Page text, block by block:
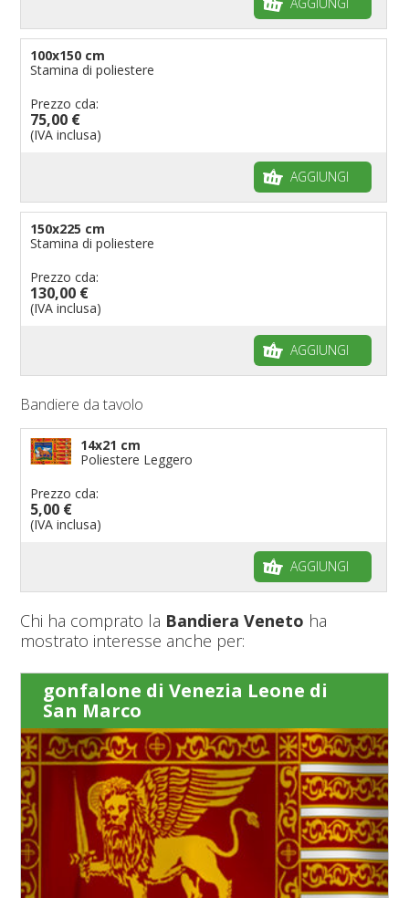
100x150 cm
Stamina di poliestere
Prezzo cda:
75,00 €
(IVA inclusa)
AGGIUNGI
150x225 cm
Stamina di poliestere
Prezzo cda:
130,00 €
(IVA inclusa)
AGGIUNGI
Bandiere da tavolo
14x21 cm
Poliestere Leggero
Prezzo cda:
5,00 €
(IVA inclusa)
AGGIUNGI
Chi ha comprato la Bandiera Veneto ha
mostrato interesse anche per:
gonfalone di Venezia Leone di
San Marco